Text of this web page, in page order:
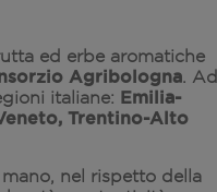
ed erbe aromatiche
Agribologna. Ad
italiane: Emilia-
Trentino-Alto
nel rispetto della